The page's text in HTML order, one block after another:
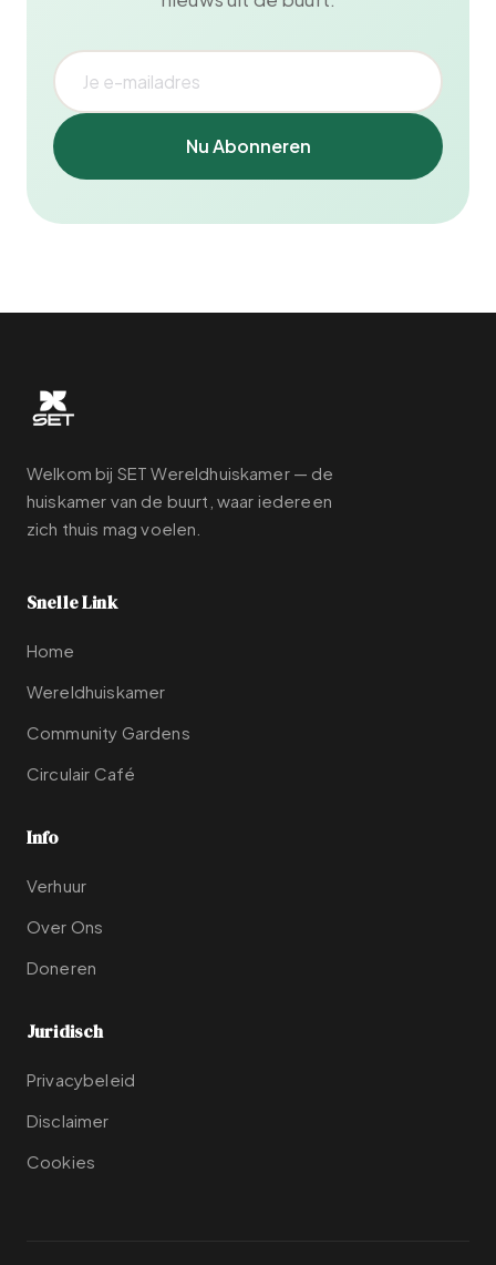
Nu Abonneren
Welkom bij SET Wereldhuiskamer — de
huiskamer van de buurt, waar iedereen
zich thuis mag voelen.
Snelle Link
Home
Wereldhuiskamer
Community Gardens
Circulair Café
Info
Verhuur
Over Ons
Doneren
Juridisch
Privacybeleid
Disclaimer
Cookies